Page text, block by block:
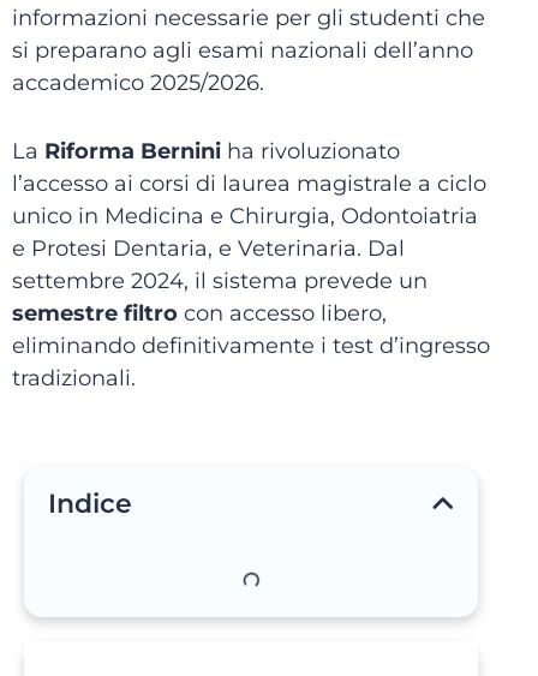
informazioni necessarie per gli studenti che
si preparano agli esami nazionali dell’anno
accademico 2025/2026.
La Riforma Bernini ha rivoluzionato
l’accesso ai corsi di laurea magistrale a ciclo
unico in Medicina e Chirurgia, Odontoiatria
e Protesi Dentaria, e Veterinaria. Dal
settembre 2024, il sistema prevede un
semestre filtro con accesso libero,
eliminando definitivamente i test d’ingresso
tradizionali.
Indice